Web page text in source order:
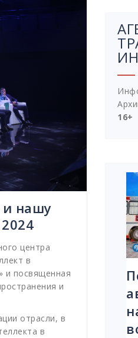
и нашу
центра
в
и посвященная
и
отрасли, в
в
16+